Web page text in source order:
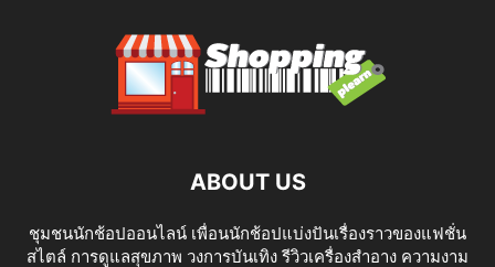
ABOUT US
ชุมชนนักช้อปออนไลน์ เพื่อนนักช้อปแบ่งปันเรื่องราวของแฟชั่น
สไตล์ การดูแลสุขภาพ วงการบันเทิง รีวิวเครื่องสำอาง ความงาม